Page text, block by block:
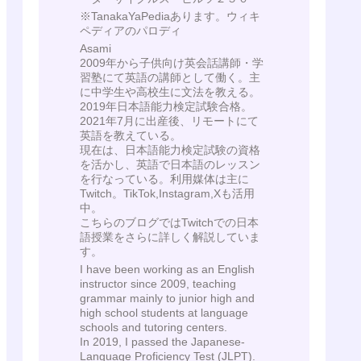
※TanakaYaPediaあります。ウィキ
ペディアのパロディ
Asami
2009年から子供向け英会話講師・学
習塾にて英語の講師として働く。主
に中学生や高校生に文法を教える。
2019年日本語能力検定試験合格。
2021年7月に出産後、リモートにて
英語を教えている。
現在は、日本語能力検定試験の資格
を活かし、英語で日本語のレッスン
を行なっている。利用媒体は主に
Twitch。TikTok,Instagram,Xも活用
中。
こちらのブログではTwitchでの日本
語授業をさらに詳しく解説していま
す。
I have been working as an English
instructor since 2009, teaching
grammar mainly to junior high and
high school students at language
schools and tutoring centers.
In 2019, I passed the Japanese-
Language Proficiency Test (JLPT).